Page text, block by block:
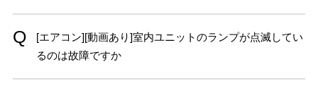
[エアコン][動画あり]室内ユニットのランプが点滅してい
るのは故障ですか